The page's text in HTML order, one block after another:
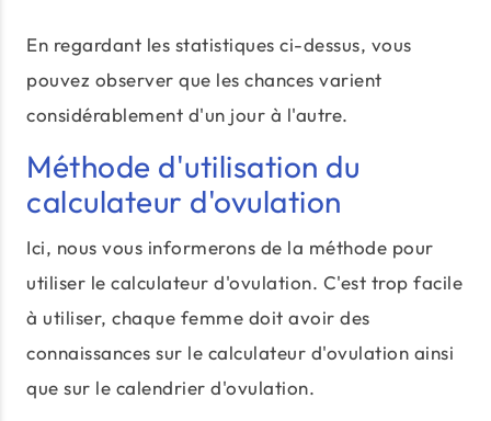
En regardant les statistiques ci-dessus, vous
pouvez observer que les chances varient
considérablement d'un jour à l'autre.
Méthode d'utilisation du
calculateur d'ovulation
Ici, nous vous informerons de la méthode pour
utiliser le calculateur d'ovulation. C'est trop facile
à utiliser, chaque femme doit avoir des
connaissances sur le calculateur d'ovulation ainsi
que sur le calendrier d'ovulation.